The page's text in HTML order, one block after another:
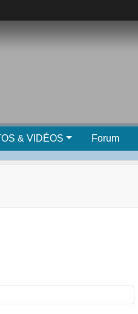
& VIDÉOS Forum